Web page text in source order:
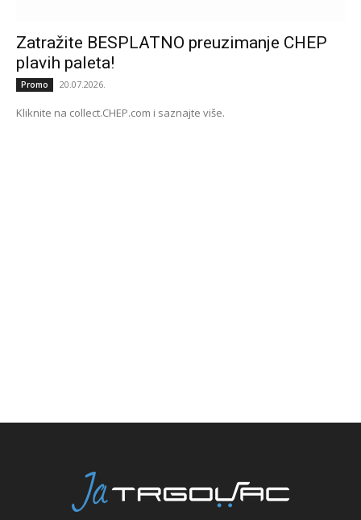
Zatražite BESPLATNO preuzimanje CHEP
plavih paleta!
Promo 20.07.2026.
Kliknite na collect.CHEP.com i saznajte više.